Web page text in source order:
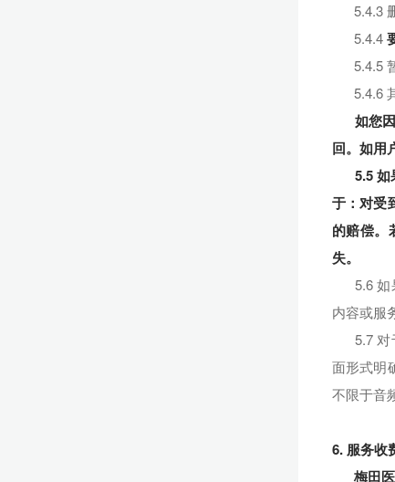
5.4.3
5.4.4
5.4.5
5.4.6
如您
回。如用
5.5
于：对受
的赔偿。
失。
5.6
内容或服
5.7
面形式明
不限于音
6. 服务收
梅田